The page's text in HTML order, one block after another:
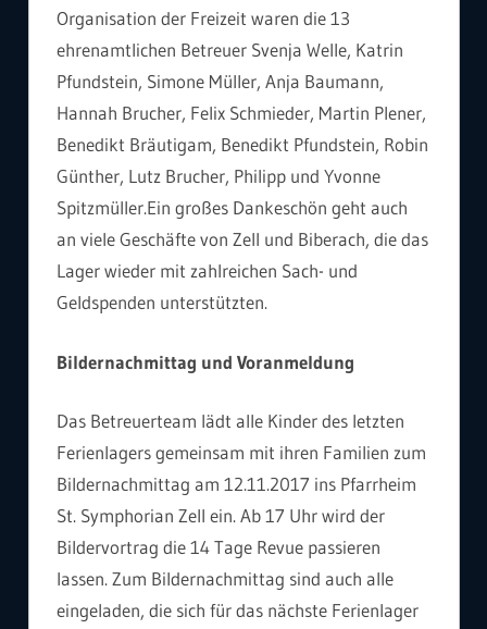
Organisation der Freizeit waren die 13
ehrenamtlichen Betreuer Svenja Welle, Katrin
Pfundstein, Simone Müller, Anja Baumann,
Hannah Brucher, Felix Schmieder, Martin Plener,
Benedikt Bräutigam, Benedikt Pfundstein, Robin
Günther, Lutz Brucher, Philipp und Yvonne
Spitzmüller.Ein großes Dankeschön geht auch
an viele Geschäfte von Zell und Biberach, die das
Lager wieder mit zahlreichen Sach- und
Geldspenden unterstützten.
Bildernachmittag und Voranmeldung
Das Betreuerteam lädt alle Kinder des letzten
Ferienlagers gemeinsam mit ihren Familien zum
Bildernachmittag am 12.11.2017 ins Pfarrheim
St. Symphorian Zell ein. Ab 17 Uhr wird der
Bildervortrag die 14 Tage Revue passieren
lassen. Zum Bildernachmittag sind auch alle
eingeladen, die sich für das nächste Ferienlager